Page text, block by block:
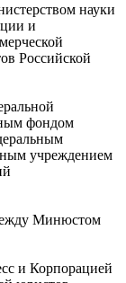
науки
и
Российской
фондом
учреждением
Минюстом
и Корпорацией